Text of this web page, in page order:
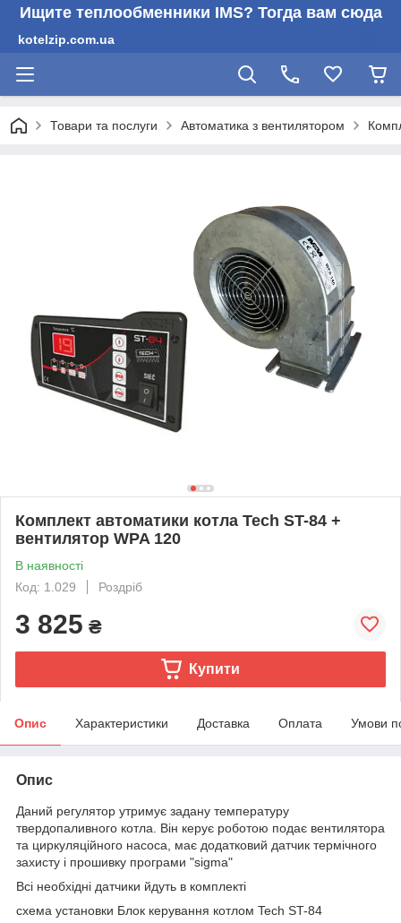
Ищите теплообменники IMS? Тогда вам сюда
kotelzip.com.ua
Товари та послуги Автоматика з вентилятором
Комплект автоматики котла Tech ST-84 +
вентилятор WPA 120
В наявності
Код: 1.029
Роздріб
3 825 ₴
Купити
Опис Характеристики Доставка Оплата Умови
Опис
Даний регулятор утримує задану температуру
твердопаливного котла. Він керує роботою подає вентилятора
та циркуляційного насоса, має додатковий датчик термічного
захисту і прошивку програми "sigma"
Всі необхідні датчики йдуть в комплекті
схема установки Блок керування котлом Tech ST-84